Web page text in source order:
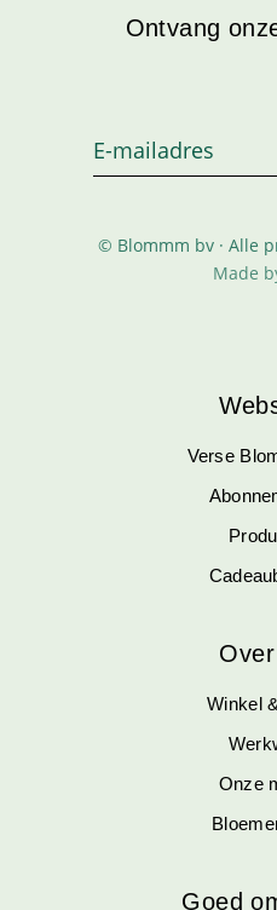
Ontvang
© Blommm bv · Alle
Made
Verse
Winkel
Onze
Goed